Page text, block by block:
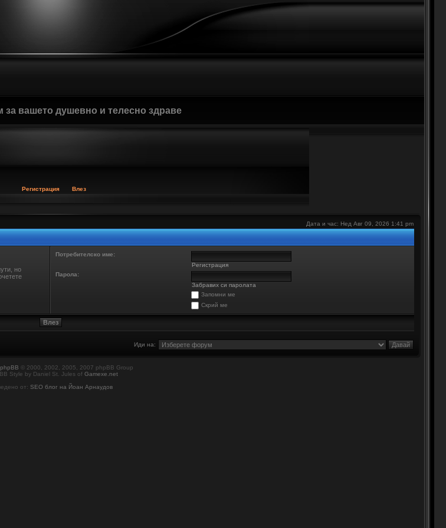
вашето душевно и телесно здраве
Регистрация
Влез
Дата и час: Нед Авг 09, 2026 1:41 pm
но
Потребителско име:
Регистрация
Парола:
Забравих си паролата
Запомни ме
Скрий ме
Иди на:
phpBB © 2000, 2002, 2005, 2007 phpBB Group
Style by Daniel St. Jules of Gamexe.net
от: SEO блог на Йоан Арнаудов